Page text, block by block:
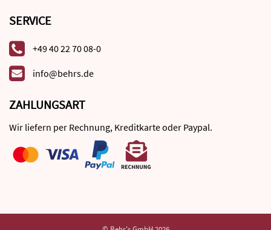
SERVICE
+49 40 22 70 08-0
info@behrs.de
ZAHLUNGSART
Wir liefern per Rechnung, Kreditkarte oder Paypal.